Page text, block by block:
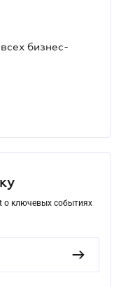
бизнес-
о ключевых событиях